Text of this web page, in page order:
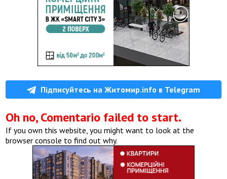
Підписуйтесь на Житомир.info в Telegram
Oh no, Comentario failed to start.
If you own this website, you might want to look at the
browser console to find out why.